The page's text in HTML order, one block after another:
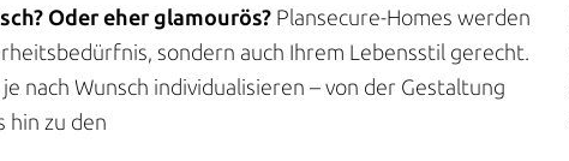
Oder eher glamourös?Plansecure-Homes werden
sondern auch Ihrem Lebensstil gerecht.
nach Wunsch individualisieren – von der Gestaltung
hin zu den